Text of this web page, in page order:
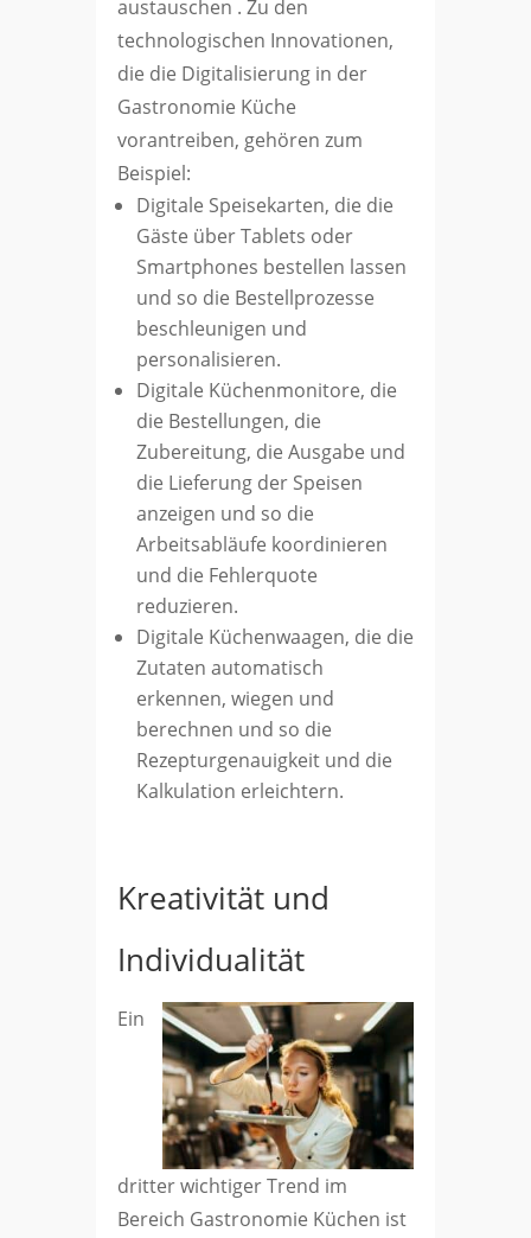
austauschen . Zu den
technologischen Innovationen,
die die Digitalisierung in der
Gastronomie Küche
vorantreiben, gehören zum
Beispiel:
Digitale Speisekarten, die die
Gäste über Tablets oder
Smartphones bestellen lassen
und so die Bestellprozesse
beschleunigen und
personalisieren.
Digitale Küchenmonitore, die
die Bestellungen, die
Zubereitung, die Ausgabe und
die Lieferung der Speisen
anzeigen und so die
Arbeitsabläufe koordinieren
und die Fehlerquote
reduzieren.
Digitale Küchenwaagen, die die
Zutaten automatisch
erkennen, wiegen und
berechnen und so die
Rezepturgenauigkeit und die
Kalkulation erleichtern.
Kreativität und
Individualität
Ein
dritter wichtiger Trend im
Bereich Gastronomie Küchen ist